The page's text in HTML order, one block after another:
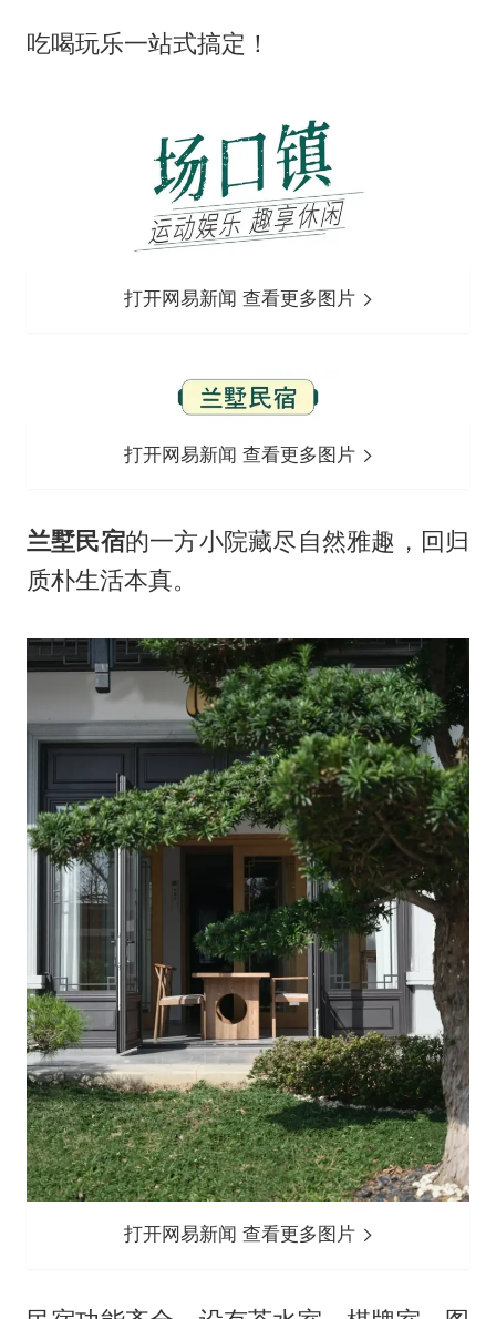
吃喝玩乐一站式搞定！
打开网易新闻 查看更多图片
打开网易新闻 查看更多图片
兰墅民宿的一方小院藏尽自然雅趣，回归
质朴生活本真。
打开网易新闻 查看更多图片